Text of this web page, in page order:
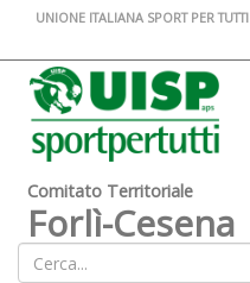
UNIONE ITALIANA SPORT PER TUTTI
Comitato Territoriale
Forlì-Cesena